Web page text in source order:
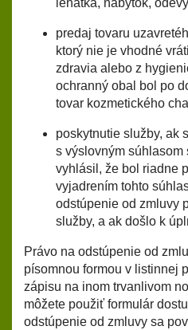
lehátka, nábytok,
predaj tovaru
ktorý nie je vhodné
zdravia alebo z
ochranný obal bol po
tovar kozmetického
poskytnutie služby, ak
s výslovným
vyhlásil, že bol riadne
vyjadrením tohto
odstúpenie od zmluvy
služby, a ak došlo k
Právo na odstúpenie od
písomnou formou v listinnej
zápisu na inom trvanlivom
môžete použiť formulár
odstúpenie od zmluvy sa